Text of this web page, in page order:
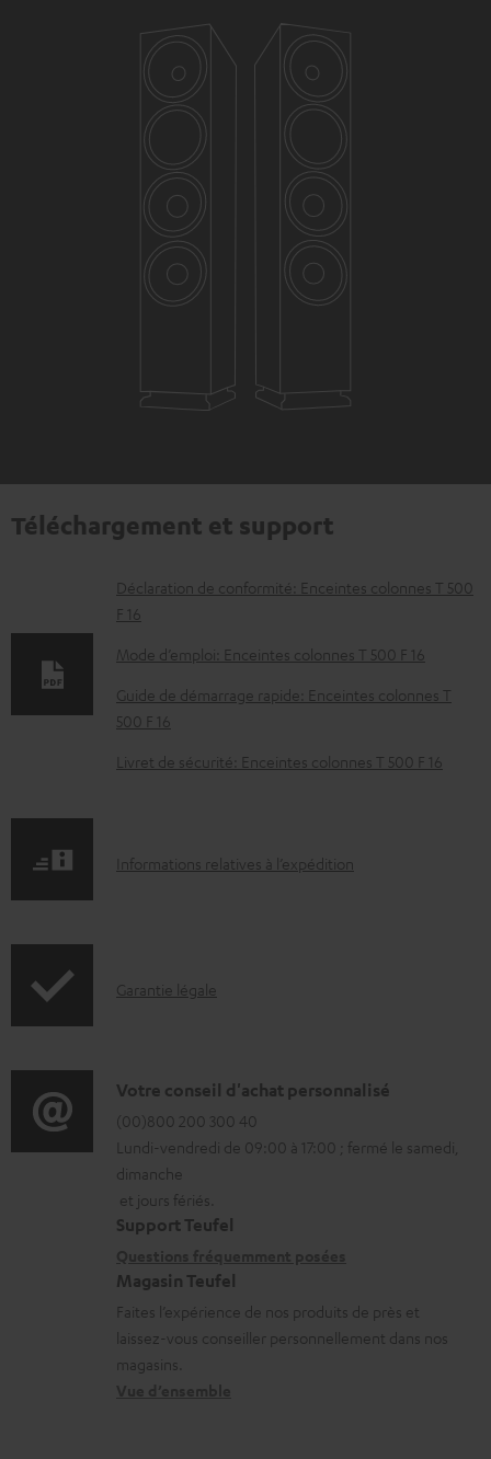
Téléchargement et support
D
o
c
u
m
é
a
r
g
e
a
l
e
s
Déclaration de conformité: Enceintes colonnes T 500
F 16
Mode d’emploi: Enceintes colonnes T 500 F 16
Guide de démarrage rapide: Enceintes colonnes T
500 F 16
Livret de sécurité: Enceintes colonnes T 500 F 16
I
r
t
i
o
n
s
e
a
Informations relatives à l’expédition
I
o
r
m
a
t
o
n
s
Garantie légale
D
é
t
a
i
s
c
o
Votre conseil d'achat personnalisé
(00)800 200 300 40
Lundi-vendredi de 09:00 à 17:00 ; fermé le samedi,
dimanche
et jours fériés.
Support Teufel
Magasin Teufel
Faites l’expérience de nos produits de près et
laissez-vous conseiller personnellement dans nos
magasins.